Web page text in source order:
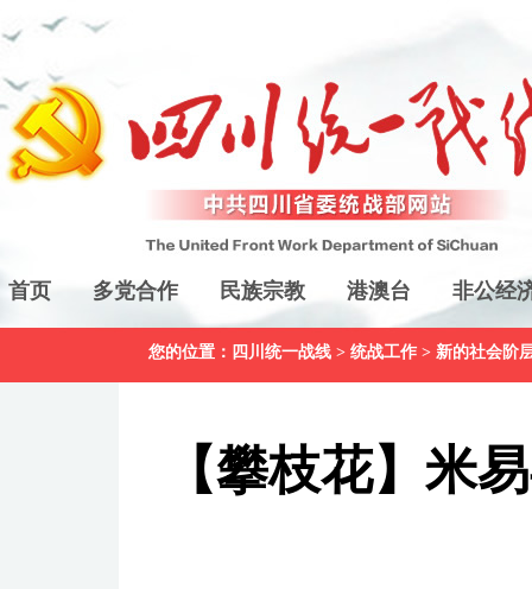
首页 多党合作 民族宗教 港澳台 非公经
您的位置： 四川统一战线 > 统战工作 > 新的社会阶
【攀枝花】米